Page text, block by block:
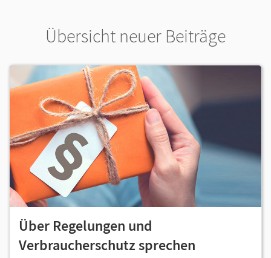
Übersicht neuer Beiträge
Über Regelungen und
Verbraucherschutz sprechen